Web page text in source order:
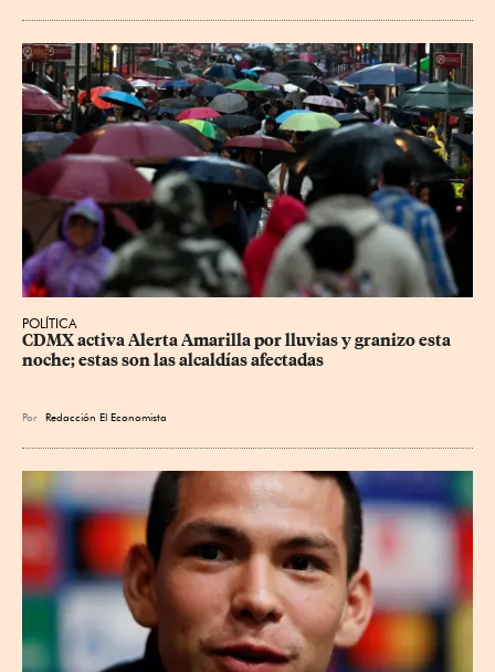
POLÍTICA
CDMX activa Alerta Amarilla por lluvias y granizo esta
noche; estas son las alcaldías afectadas
Por Redacción El Economista